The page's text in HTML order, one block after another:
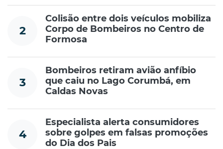
2
Colisão entre dois veículos mobiliza
Corpo de Bombeiros no Centro de
Formosa
3
Bombeiros retiram avião anfíbio
que caiu no Lago Corumbá, em
Caldas Novas
4
Especialista alerta consumidores
sobre golpes em falsas promoções
do Dia dos Pais